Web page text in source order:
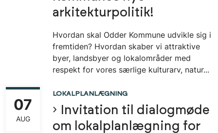
arkitekturpolitik!
Hvordan skal Odder Kommune udvikle sig i
fremtiden? Hvordan skaber vi attraktive
byer, landsbyer og lokalområder med
respekt for vores særlige kulturarv, natur...
LOKALPLANLÆGNING
Invitation til dialogmøde
om lokalplanlægning for
07
AUG